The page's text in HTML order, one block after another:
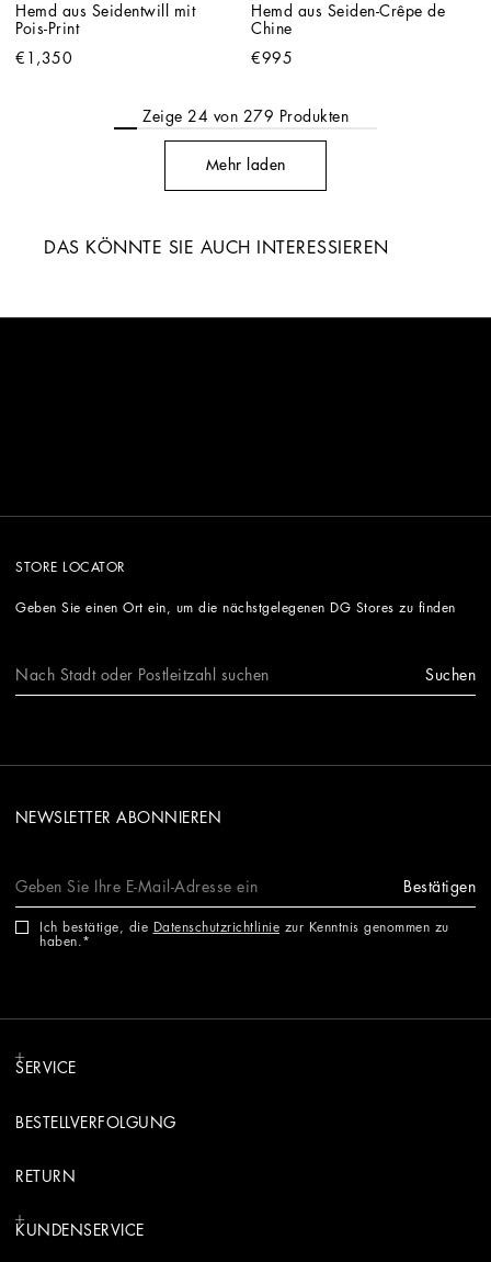
Hemd aus Seidentwill mit
Pois-Print
€1,350
Hemd aus Seiden-Crêpe de
Chine
€995
Zeige 24 von 279 Produkten
Mehr laden
DAS KÖNNTE SIE AUCH INTERESSIEREN
STORE LOCATOR
Geben Sie einen Ort ein, um die nächstgelegenen DG Stores zu finden
Suchen
NEWSLETTER ABONNIEREN
Bestätigen
Ich bestätige, die Datenschutzrichtlinie zur Kenntnis genommen zu
haben.
SERVICE
BESTELLVERFOLGUNG
RETURN
KUNDENSERVICE